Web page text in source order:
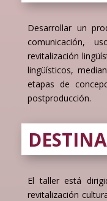
Desarrollar un
comunicación,
revitalización
lingüísticos,
etapas de
postproducción.
El taller está
revitalización